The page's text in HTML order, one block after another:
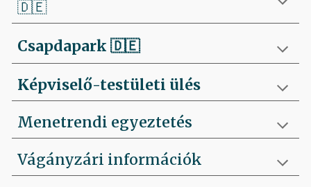
🇩🇪
Csapdapark 🇩🇪
Képviselő-testületi ülés
Menetrendi egyeztetés
Vágányzári információk